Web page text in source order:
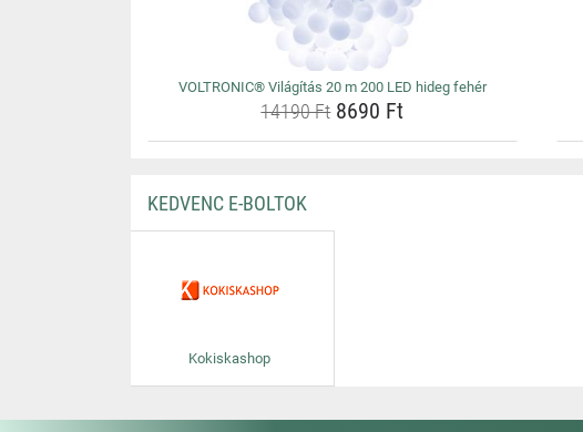
VOLTRONIC® Világítás 20 m 200 LED hideg fehér
14190 Ft8690 Ft
KEDVENC E-BOLTOK
Kokiskashop